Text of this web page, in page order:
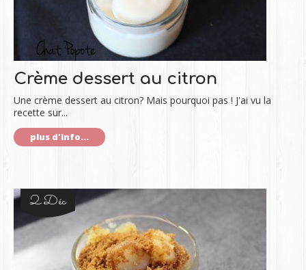
Crème dessert au citron
Une crème dessert au citron? Mais pourquoi pas ! J'ai vu la
recette sur...
plus d'info...
2 Déc